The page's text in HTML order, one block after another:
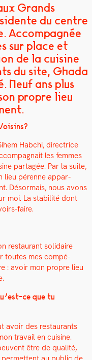
Grands
du centre
Accompagnée
sur place et
de la cuisine
du site, Ghada
Neuf ans plus
propre lieu
Habchi, direc­trice
les femmes
partagée. Par la suite,
lieu pérenne appar­
Désor­mais, nous avons
moi. La sta­bil­ité dont
faire.
restau­rant sol­idaire
toutes mes com­pé­
: avoir mon pro­pre lieu
ce que tu
avoir des restau­rants
tra­vail en cui­sine.
être de qual­ité,